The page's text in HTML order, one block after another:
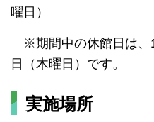
曜日）
※期間中の休館日は、
日（木曜日）です。
実施場所